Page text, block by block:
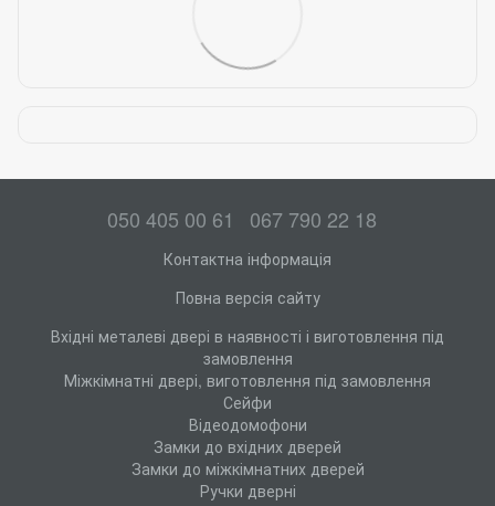
050 405 00 61 067 790 22 18
Контактна інформація
Повна версія сайту
Вхідні металеві двері в наявності і виготовлення під
замовлення
Міжкімнатні двері, виготовлення під замовлення
Сейфи
Відеодомофони
Замки до вхідних дверей
Замки до міжкімнатних дверей
Ручки дверні